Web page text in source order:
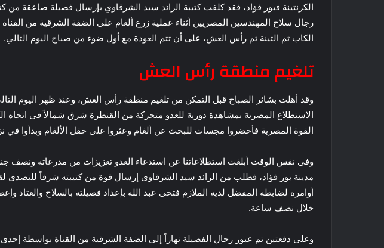
الكرنتينة فبور فؤاد، فقد كلفت كتيبة الرائد سيد الشرقاوي بإرسال فصيلة صاعقة من
الكاب ثم التينة ثم رأس العش، على أن تتم العودة مع أول ضوء من صباح اليوم التالي.
تلغيم منطقة رأس العش
الاستطلاع المصرية بمشاهدة دورية للعدو متحركة من القنطرة شرق شمالاً فى اتجاه
القوة المصرية فأحضروا مجسات للبحث عن ألغام وعثروا على حقل الألغام وبدأوا في
وفى نفس الوقت أبلغت استطلاعاتنا عن استدعاء العدو تعزيزات من مدرعاته ونصف
مدينة بور فؤاد، فطلب من الرائد سيد الشرقاوى إرسال قوة من كتيبته شرقاً للتصدى
أوامره لضابطه المفضل لديه الملازم فتحى عبد الله بإعداد فصيلته بالسلاح والعتاد
خلال نصف ساعة.
وعلى دفعتين تم عبور رجال الفصيلة نهاراً إلى الضفة الشرقية من القناة بواسطة إحدى